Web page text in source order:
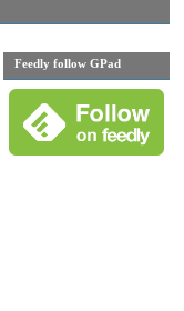
Feedly follow GPad